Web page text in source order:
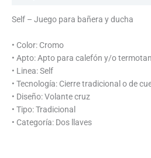
Self – Juego para bañera y ducha
• Color: Cromo
• Apto: Apto para calefón y/o
• Linea: Self
• Tecnología: Cierre tradicional o de
• Diseño: Volante cruz
• Tipo: Tradicional
• Categoría: Dos llaves